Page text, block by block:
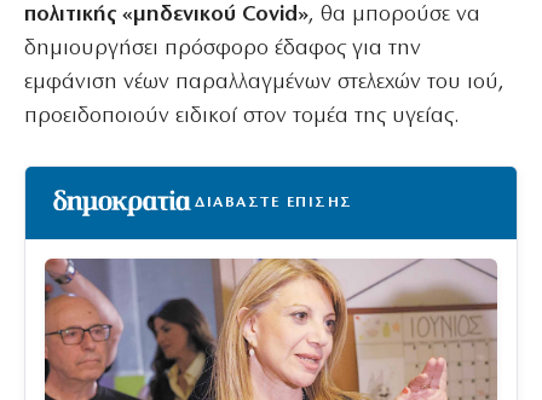
πολιτικής «μηδενικού Covid», θα μπορούσε να
δημιουργήσει πρόσφορο έδαφος για την
εμφάνιση νέων παραλλαγμένων στελεχών του ιού,
προειδοποιούν ειδικοί στον τομέα της υγείας.
ΔΙΑΒΑΣΤΕ ΕΠΙΣΗΣ